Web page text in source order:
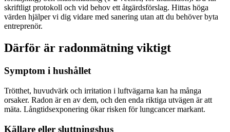
skriftligt protokoll och vid behov ett åtgärdsförslag. Hittas höga
värden hjälper vi dig vidare med sanering utan att du behöver byta
entreprenör.
Därför är radonmätning viktigt
Symptom i hushållet
Trötthet, huvudvärk och irritation i luftvägarna kan ha många
orsaker. Radon är en av dem, och den enda riktiga utvägen är att
mäta. Långtidsexponering ökar risken för lungcancer markant.
Källare eller sluttningshus